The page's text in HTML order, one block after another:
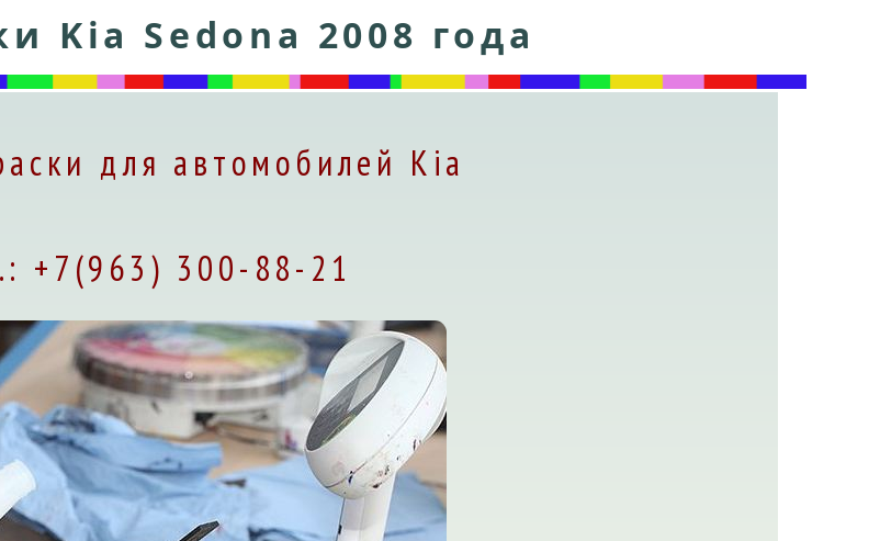
Kia Sedona 2008 года
для автомобилей Kia
+7(963) 300-88-21